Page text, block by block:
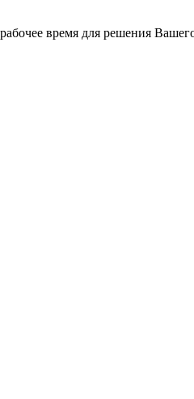
время для решения